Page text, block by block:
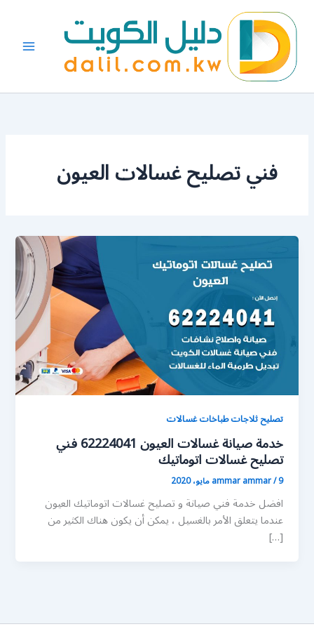
المحتوى
فني تصليح غسالات العيون
تصليح ثلاجات طباخات غسالات
خدمة صيانة غسالات العيون 62224041 فني
تصليح غسالات اتوماتيك
ammar ammar/9 مايو، 2020
افضل خدمة فني صيانة و تصليح غسالات اتوماتيك العيون
عندما يتعلق الأمر بالغسيل ، يمكن أن يكون هناك الكثير من
[…]